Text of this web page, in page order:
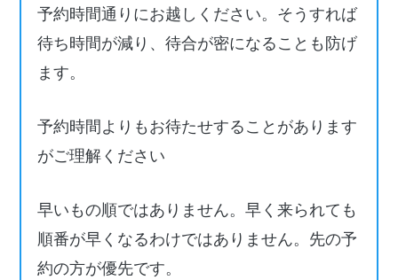
予約時間通りにお越しください。そうすれば
待ち時間が減り、待合が密になることも防げ
ます。
予約時間よりもお待たせすることがあります
がご理解ください
早いもの順ではありません。早く来られても
順番が早くなるわけではありません。先の予
約の方が優先です。